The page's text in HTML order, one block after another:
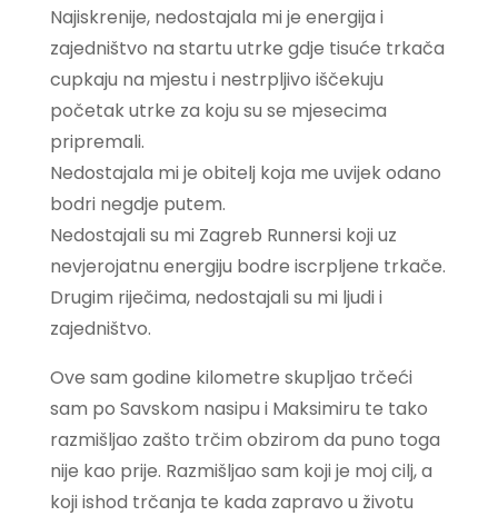
Najiskrenije, nedostajala mi je energija i
zajedništvo na startu utrke gdje tisuće trkača
cupkaju na mjestu i nestrpljivo iščekuju
početak utrke za koju su se mjesecima
pripremali.
Nedostajala mi je obitelj koja me uvijek odano
bodri negdje putem.
Nedostajali su mi Zagreb Runnersi koji uz
nevjerojatnu energiju bodre iscrpljene trkače.
Drugim riječima, nedostajali su mi ljudi i
zajedništvo.
Ove sam godine kilometre skupljao trčeći
sam po Savskom nasipu i Maksimiru te tako
razmišljao zašto trčim obzirom da puno toga
nije kao prije. Razmišljao sam koji je moj cilj, a
koji ishod trčanja te kada zapravo u životu